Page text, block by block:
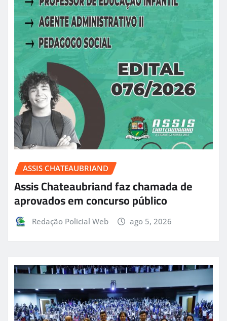
ASSIS CHATEAUBRIAND
Assis Chateaubriand faz chamada de
aprovados em concurso público
Redação Policial Web ago 5, 2026